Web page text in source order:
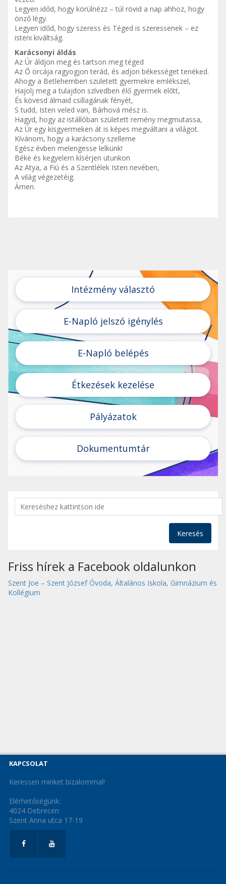
Legyen időd, hogy körülnézz – túl rövid a nap ahhoz, hogy
önző légy.
Legyen időd, hogy szeress és Téged is szeressenek – ez
isteni kiváltság.
Karácsonyi áldás
Az Úr áldjon meg és tartson meg téged
Az Ő orcája ragyogjon terád, és adjon békességet tenéked.
Ahogy a Betlehemben született gyermekre emlékszel,
Hajolj meg a tulajdon szívedben élő gyermek előtt,
És kövesd álmaid csillagának fényét,
S tudd, Isten veled van, Bárhová mész is.
Hagyd, hogy az istállóban született remény megmutassa,
Az Úr egy kisgyermeken át is képes megváltani a világot.
Kívánom, hogy a karácsony szelleme
Egész évben melengesse lelkünk!
Béke és kegyelem kísérjen utunkon
Az Atya, a Fiú és a Szentlélek Isten nevében,
A világ végezetéig.
Ámen.
Intézmény választó
E-Napló jelszó igénylés
E-Napló belépés
Étkezések kezelése
Pályázatok
Dokumentumtár
Keresés
Friss hírek a Facebook oldalunkon
Szent Joe – Szent József Óvoda, Általános Iskola, Gimnázium és
Kollégium
KAPCSOLAT
Keressen minket bizalommal!
Elérhetőségünk:
4024 Debrecen
Szent Anna utca 17-19